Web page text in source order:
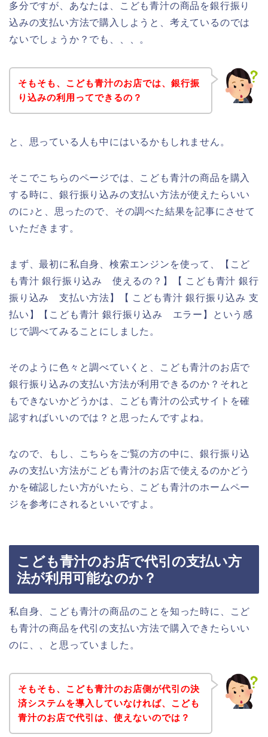
多分ですが、あなたは、こども青汁の商品を銀行振り
込みの支払い方法で購入しようと、考えているのでは
ないでしょうか？でも、、、。
そもそも、こども青汁のお店では、銀行振
り込みの利用ってできるの？
と、思っている人も中にはいるかもしれません。
そこでこちらのページでは、こども青汁の商品を購入
する時に、銀行振り込みの支払い方法が使えたらいい
のに♪と、思ったので、その調べた結果を記事にさせて
いただきます。
まず、最初に私自身、検索エンジンを使って、【こど
も青汁 銀行振り込み 使えるの？】【 こども青汁 銀行
振り込み 支払い方法】【 こども青汁 銀行振り込み 支
払い】【こども青汁 銀行振り込み エラー】という感
じで調べてみることにしました。
そのように色々と調べていくと、こども青汁のお店で
銀行振り込みの支払い方法が利用できるのか？それと
もできないかどうかは、こども青汁の公式サイトを確
認すればいいのでは？と思ったんですよね。
なので、もし、こちらをご覧の方の中に、銀行振り込
みの支払い方法がこども青汁のお店で使えるのかどう
かを確認したい方がいたら、こども青汁のホームペー
ジを参考にされるといいですよ。
こども青汁のお店で代引の支払い方
法が利用可能なのか？
私自身、こども青汁の商品のことを知った時に、こど
も青汁の商品を代引の支払い方法で購入できたらいい
のに、、と思っていました。
そもそも、こども青汁のお店側が代引の決
済システムを導入していなければ、こども
青汁のお店で代引は、使えないのでは？